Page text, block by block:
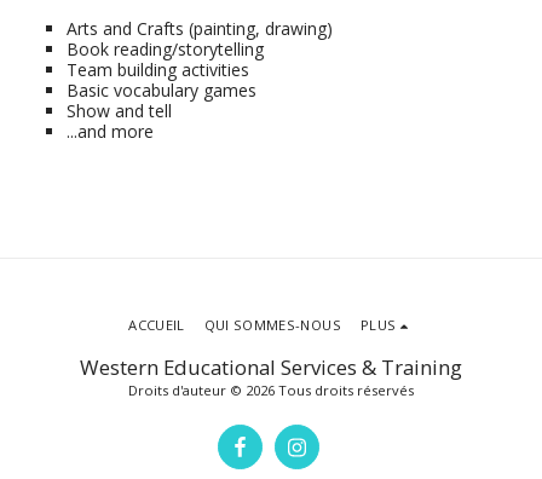
Arts and Crafts (painting, drawing)
Book reading/storytelling
Team building activities
Basic vocabulary games
Show and tell
...and more
Western Educational Services & Training
Droits d'auteur © 2026 Tous droits réservés
ACCUEIL QUI SOMMES-NOUS PLUS